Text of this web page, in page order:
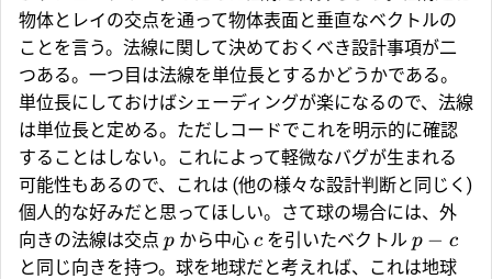
物体とレイの交点を通って物体表面と垂直なベクトルの
ことを言う。法線に関して決めておくべき設計事項が二
つある。一つ目は法線を単位長とするかどうかである。
単位長にしておけばシェーディングが楽になるので、法線
は単位長と定める。ただしコードでこれを明示的に確認
することはしない。これによって軽微なバグが生まれる
可能性もあるので、これは (他の様々な設計判断と同じく)
個人的な好みだと思ってほしい。さて球の場合には、外
向きの法線は交点 p から中心 c を引いたベクトル p − c
と同じ向きを持つ。球を地球だと考えれば、これは地球